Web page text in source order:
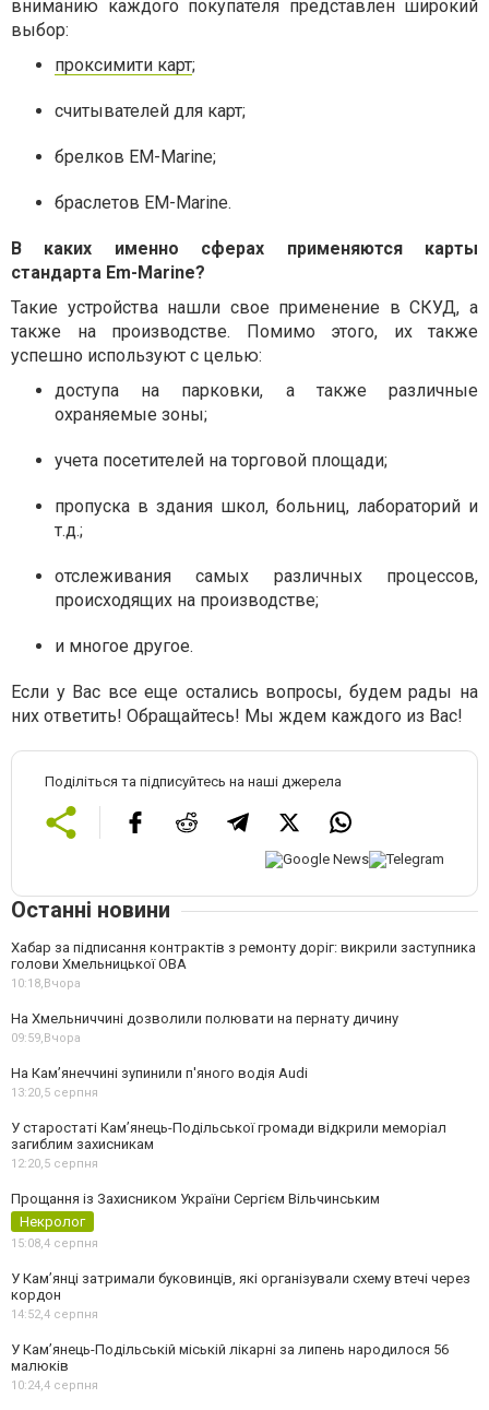
вниманию каждого покупателя представлен широкий
выбор:
проксимити карт;
считывателей для карт;
брелков EM-Marine;
браслетов EM-Marine.
В каких именно сферах применяются карты
стандарта Em-Marine?
Такие устройства нашли свое применение в СКУД, а
также на производстве. Помимо этого, их также
успешно используют с целью:
доступа на парковки, а также различные
охраняемые зоны;
учета посетителей на торговой площади;
пропуска в здания школ, больниц, лабораторий и
т.д.;
отслеживания самых различных процессов,
происходящих на производстве;
и многое другое.
Если у Вас все еще остались вопросы, будем рады на
них ответить! Обращайтесь! Мы ждем каждого из Вас!
Поділіться та підписуйтесь на наші джерела
Останні новини
Хабар за підписання контрактів з ремонту доріг: викрили заступника
голови Хмельницької ОВА
10:18,Вчора
На Хмельниччині дозволили полювати на пернату дичину
09:59,Вчора
На Камʼянеччині зупинили п'яного водія Audi
13:20,5 серпня
У старостаті Кам’янець-Подільської громади відкрили меморіал
загиблим захисникам
12:20,5 серпня
Прощання із Захисником України Сергієм Вільчинським
Некролог
15:08,4 серпня
У Кам’янці затримали буковинців, які організували схему втечі через
кордон
14:52,4 серпня
У Кам’янець-Подільській міській лікарні за липень народилося 56
малюків
10:24,4 серпня